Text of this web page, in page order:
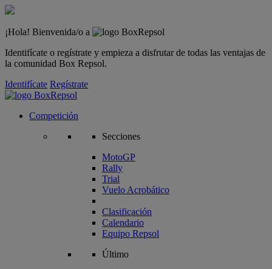
¡Hola! Bienvenida/o a
Identifícate o regístrate y empieza a disfrutar de todas las ventajas de
la comunidad Box Repsol.
Identifícate Regístrate
Competición
Secciones
MotoGP
Rally
Trial
Vuelo Acrobático
Clasificación
Calendario
Equipo Repsol
Último